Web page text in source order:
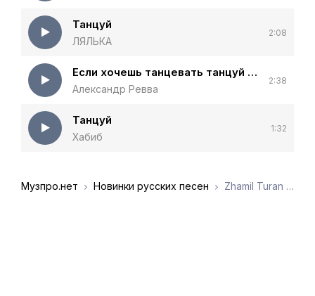
Танцуй
ЛЯЛЬКА
2:08
Если хочешь танцевать танцуй танцуй
Александр Ревва
2:38
Танцуй
Хабиб
1:32
Музпро.нет Новинки русских песен Zhamil Turan - Танцуй